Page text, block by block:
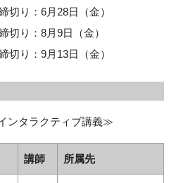
り：6月28日（金）
り：8月9日（金）
り：9月13日（金）
ンタラクティブ講義≫
講師 所属先